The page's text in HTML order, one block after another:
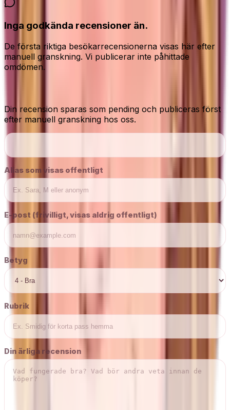
Inga godkända recensioner än.
De första riktiga besökarrecensionerna visas här efter
manuell granskning. Vi publicerar inte påhittade
omdömen.
Din recension sparas som pending och publiceras först
efter manuell granskning hos oss.
Alias som visas offentligt
E-post (frivilligt, visas aldrig offentligt)
Betyg
Rubrik
Din ärliga recension